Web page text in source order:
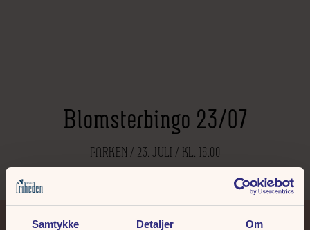
Samtykke Detaljer Om
Blomsterbingo 23/07
PARKEN / 23. JULI / KL. 16.00